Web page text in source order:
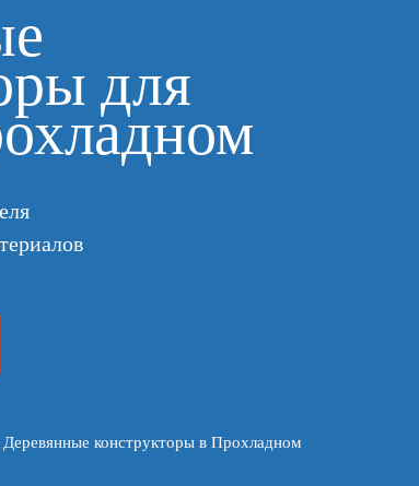
для
Деревянные конструкторы в Прохладном